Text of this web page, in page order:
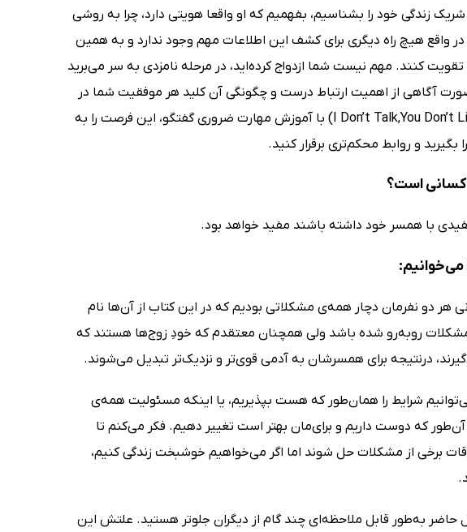
خود را بشناسیم، بفهمیم که او واقعا هویتی دارد، چرا به روشی
واقع هیچ راه دیگری برای کشف این اطلاعات مهم وجود ندارد و به همین
کنند. مهم نیست شما ازدواج کرده‌اید، در مرحله نامزدی به سر می‌برید
آگاهی از اهمیت ارتباط درست و چگونگی آن کلید هر موفقیت شما در
روابط است. کتاب من حرف نمی‌زنم، تو گوش نمی‌دهی! (I Don’t Talk,You Don’t Listen) با آموزش مهارت ضروری گفتگو، این فرصت را به
و روابط محکم‌تری برقرار کنید.
است؟
مفیدی با همسر خود داشته باشند مفید خواهد بود.
هر دو نفرمان دچار همه‌ی مشکلاتی بودیم که در این کتاب از آن‌ها نام
روبه‌رو شده باشد ولی همچنان معتقدم که خودِ زوج‌ها هستند که
درنتیجه برای همسرشان به آدمی قوی‌تر و نزدیک‌تر تبدیل می‌شوند.
شرایط را همان‌طور که هست بپذیریم، یا اینکه مسئولیت همه‌ی
آن‌طور که دوست داریم و برای‌مان بهتر است تغییر دهیم. فکر می‌کنم تا
برخی از مشکلات حل شوند اما اگر می‌خواهیم خوشبخت زندگی کنیم،
حاضر به‌طور قابل ملاحظه‌ای چند گام از دیگران جلوتر هستید. علتش این